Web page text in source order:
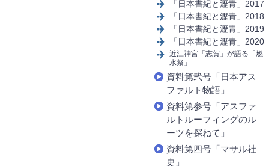
「日本書紀と瀝青」2017
「日本書紀と瀝青」2018
「日本書紀と瀝青」2019
「日本書紀と瀝青」2020
近江神宮「志賀」が語る「燃
水祭」
資料第弐号「日本アス
ファルト物語」
資料第参号「アスファ
ルトルーフィングのル
ーツを探ねて」
資料第四号「マサル社
史」